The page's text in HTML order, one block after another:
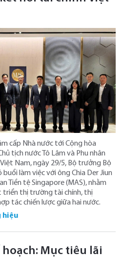
cấp Nhà nước tới Cộng hòa
tịch nước Tô Lâm và Phu nhân
Nam, ngày 29/5, Bộ trưởng Bộ
buổi làm việc với ông Chia Der Jiun
Tiền tệ Singapore (MAS), nhằm
triển thị trường tài chính, thị
tác chiến lược giữa hai nước.
hiệu
hoạch: Mục tiêu lãi